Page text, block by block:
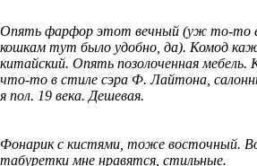
Опять фарфор этот вечный (уж то-то
кошкам тут было удобно, да). Комод
китайский. Опять позолоченная мебель.
что-то в стиле сэра Ф. Лайтона,
я пол. 19 века. Дешевая.
Фонарик с кистями, тоже восточный.
табуретки мне нравятся, стильные.